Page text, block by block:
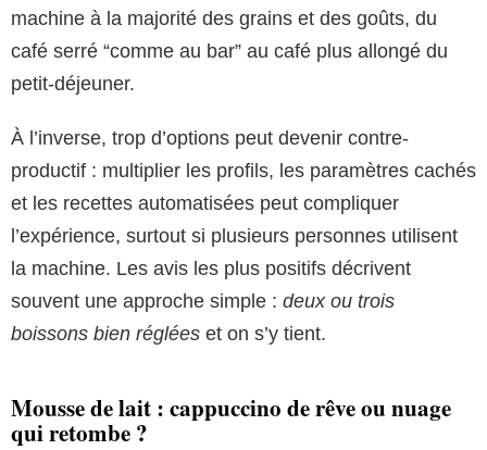
machine à la majorité des grains et des goûts, du
café serré “comme au bar” au café plus allongé du
petit-déjeuner.
À l’inverse, trop d’options peut devenir contre-
productif : multiplier les profils, les paramètres cachés
et les recettes automatisées peut compliquer
l’expérience, surtout si plusieurs personnes utilisent
la machine. Les avis les plus positifs décrivent
souvent une approche simple : deux ou trois
boissons bien réglées et on s’y tient.
Mousse de lait : cappuccino de rêve ou nuage
qui retombe ?